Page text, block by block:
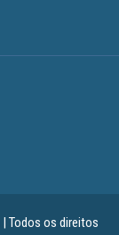
| Todos os direitos